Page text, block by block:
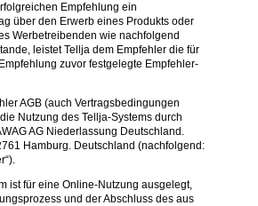
Empfehlung ein
über den Erwerb eines Produkts oder
Werbetreibenden wie nachfolgend
leistet Tellja dem Empfehler die für
zuvor festgelegte Empfehler-
AGB (auch Vertragsbedingungen
Nutzung des Tellja-Systems durch
AG Niederlassung Deutschland.
Hamburg. Deutschland (nachfolgend:
ist für eine Online-Nutzung ausgelegt,
und der Abschluss des aus